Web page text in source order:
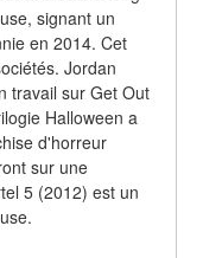
signant un
en 2014. Cet
Jordan
travail sur Get Out
Halloween a
d'horreur
sur une
5 (2012) est un